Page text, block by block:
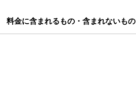
料金に含まれるもの・含まれないもの